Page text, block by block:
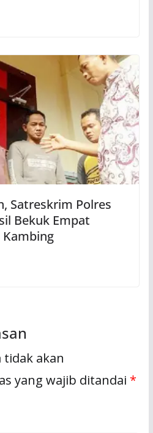
Satreskrim Polres
Bekuk Empat
Kambing
tidak akan
yang wajib ditandai *